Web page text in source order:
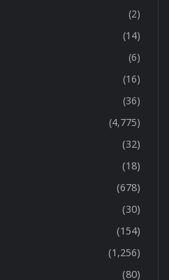
(2)
(14)
(6)
(16)
(36)
(4,775)
(32)
(18)
(678)
(30)
(154)
(1,256)
(80)